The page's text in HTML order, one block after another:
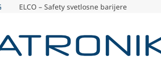
ELCO – Safety svetlosne barijere